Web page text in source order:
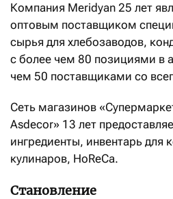
Компания Meridyan 25 лет
оптовым поставщиком
сырья для хлебозаводов,
с более чем 80 позициями в
чем 50 поставщиками со
Сеть магазинов
Asdecor» 13 лет
ингредиенты, инвентарь для
кулинаров, HoRеСa.
Становление